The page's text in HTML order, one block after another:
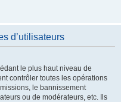
d’utilisateurs
le plus haut niveau de
contrôler toutes les opérations
le bannissement
ou de modérateurs, etc. Ils